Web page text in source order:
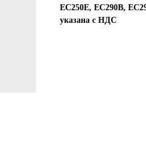
EC250E, EC290B,
указана с НДС